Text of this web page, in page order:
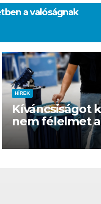
a valóságnak
HÍREK
Kíváncsiságot
nem félelmet
ELTE
felszolgáló